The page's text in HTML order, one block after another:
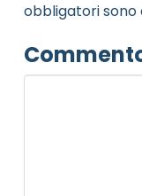
obbligatori